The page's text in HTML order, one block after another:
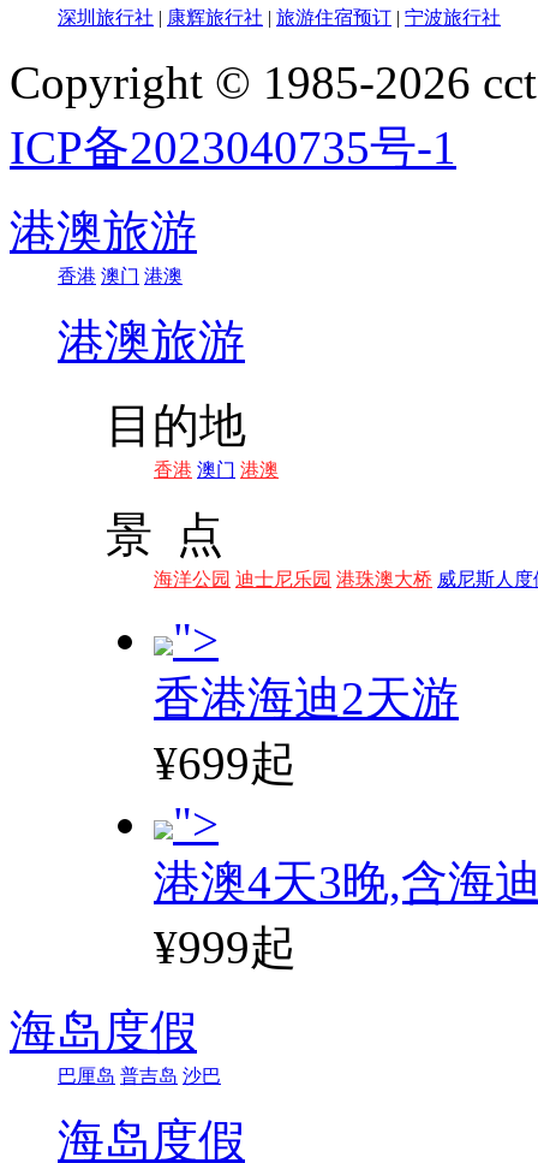
深圳旅行社 | 康辉旅行社 | 旅游住宿预订 | 宁波旅行社
Copyright © 1985-2026
ICP备2023040735号-1
港澳旅游
香港 澳门 港澳
港澳旅游
目的地
香港 澳门 港澳
景 点
海洋公园 迪士尼乐园 港珠澳大桥 威尼斯人度
">
香港海迪2天游
¥699起
">
港澳4天3晚,含海
¥999起
海岛度假
巴厘岛 普吉岛 沙巴
海岛度假